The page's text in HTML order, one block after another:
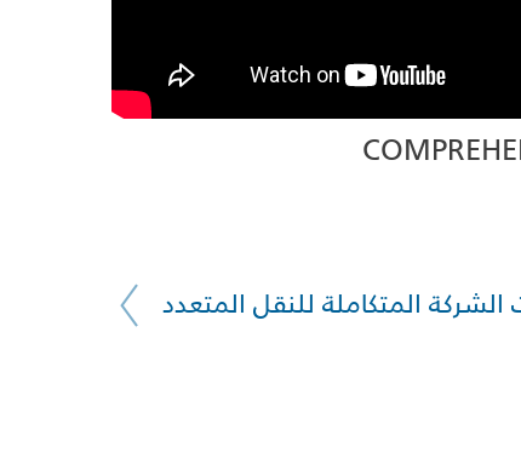
الشركة المتكاملة للنقل المتعدد